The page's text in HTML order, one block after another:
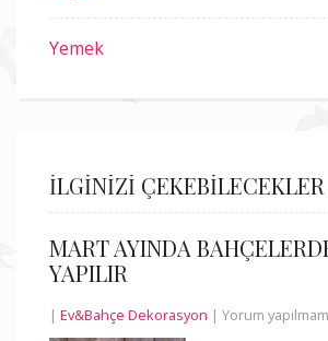
Yemek
İLGİNİZİ ÇEKEBİLECEKLER
MART AYINDA
YAPILIR
| Ev&Bahçe Dekorasyon | Yorum